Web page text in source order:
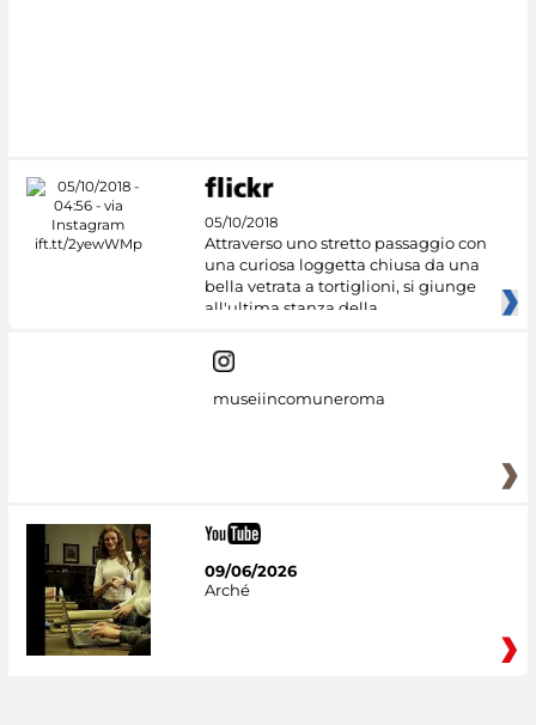
05/10/2018
Attraverso uno stretto passaggio con
una curiosa loggetta chiusa da una
bella vetrata a tortiglioni, si giunge
all'ultima stanza della
museiincomuneroma
09/06/2026
Arché